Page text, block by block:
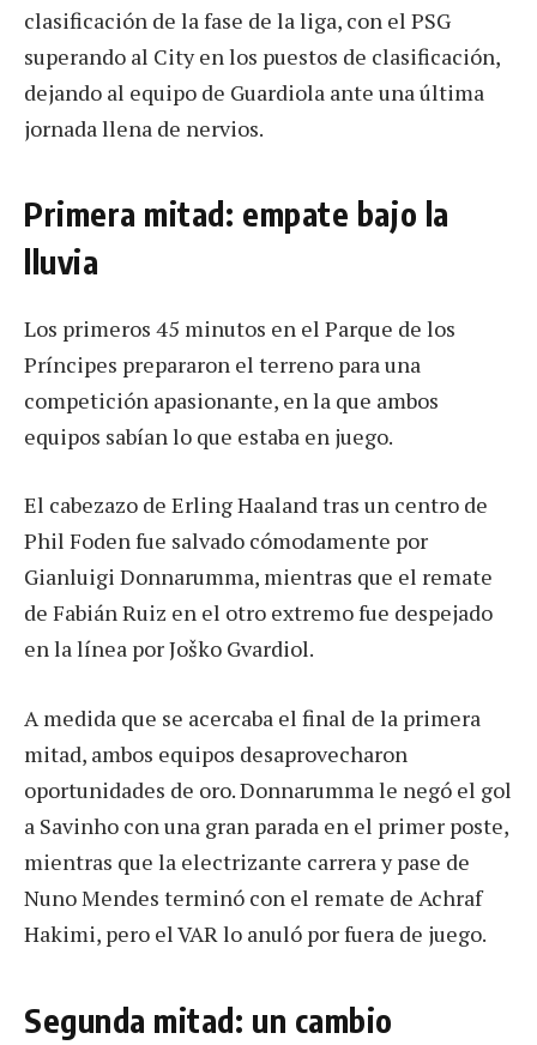
clasificación de la fase de la liga, con el PSG
superando al City en los puestos de clasificación,
dejando al equipo de Guardiola ante una última
jornada llena de nervios.
Primera mitad: empate bajo la
lluvia
Los primeros 45 minutos en el Parque de los
Príncipes prepararon el terreno para una
competición apasionante, en la que ambos
equipos sabían lo que estaba en juego.
El cabezazo de Erling Haaland tras un centro de
Phil Foden fue salvado cómodamente por
Gianluigi Donnarumma, mientras que el remate
de Fabián Ruiz en el otro extremo fue despejado
en la línea por Joško Gvardiol.
A medida que se acercaba el final de la primera
mitad, ambos equipos desaprovecharon
oportunidades de oro. Donnarumma le negó el gol
a Savinho con una gran parada en el primer poste,
mientras que la electrizante carrera y pase de
Nuno Mendes terminó con el remate de Achraf
Hakimi, pero el VAR lo anuló por fuera de juego.
Segunda mitad: un cambio